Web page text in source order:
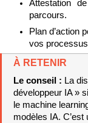
Attestation
parcours.
Plan d’action
vos
À RETENIR
Le conseil : La
développeur IA »
le machine
modèles IA. C’est